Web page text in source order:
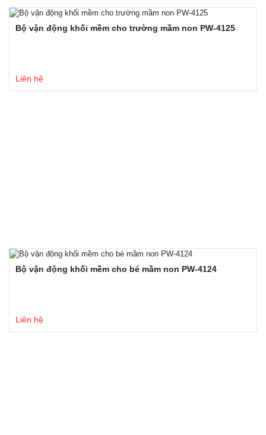
Bộ vận động khối mềm cho trường mầm non PW-4125
Liên hệ
Bộ vận động khối mềm cho bé mầm non PW-4124
Liên hệ